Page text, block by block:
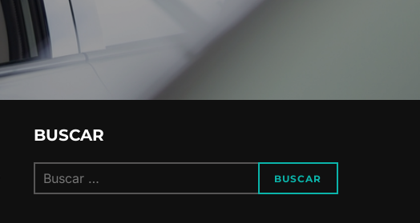
BUSCAR
Buscar: BUSCAR